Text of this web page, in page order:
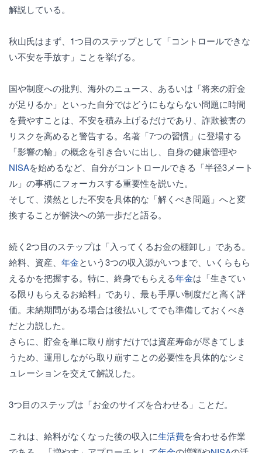
解説している。
秋山氏はまず、1つ目のステップとして「コントロールできな
い不安を手放す」ことを挙げる。
国や制度への批判、海外のニュース、あるいは「将来の貯金
が足りるか」といった自分ではどうにもならない問題に時間
を費やすことは、不安を積み上げるだけであり、詐欺被害の
リスクを高めると警告する。名著「7つの習慣」に登場する
「影響の輪」の概念を引き合いに出し、自身の健康管理や
NISAを始めるなど、自分がコントロールできる「半径3メート
ル」の事柄にフォーカスする重要性を説いた。
そして、漠然とした不安を具体的な「解くべき問題」へと変
換することが解決への第一歩だと語る。
続く2つ目のステップは「入ってくるお金の棚卸し」である。
給料、資産、 年金という3つの収入源がいつまで、いくらもら
えるかを把握する。特に、終身でもらえる年金は「生きてい
る限りもらえるお給料」であり、最も手厚い制度だと高く評
価。未納期間がある場合は後払いしてでも準備しておくべき
だと力説した。
さらに、貯金を単に取り崩すだけでは資産寿命が尽きてしま
うため、運用しながら取り崩すことの必要性を具体的なシミ
ュレーションを交えて解説した。
3つ目のステップは「お金のサイズを合わせる」ことだ。
これは、給料がなくなった後の収入に生活費を合わせる作業